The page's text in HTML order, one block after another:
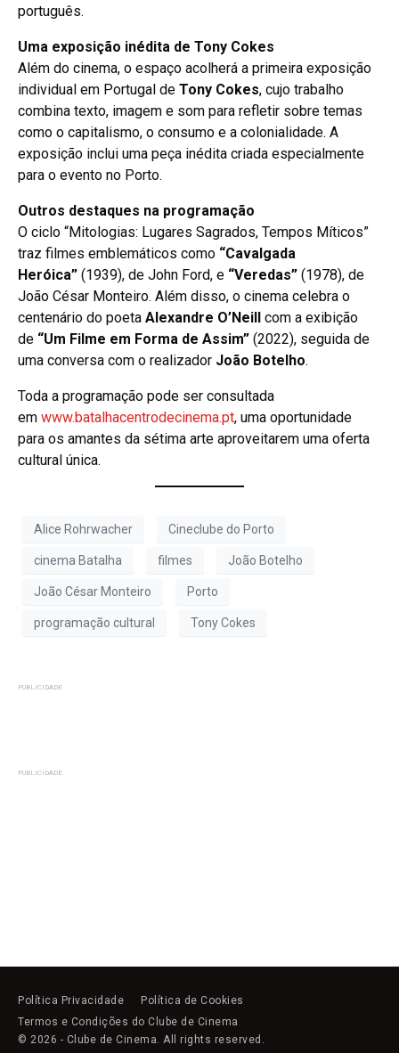
português.
Uma exposição inédita de Tony Cokes
Além do cinema, o espaço acolherá a primeira exposição
individual em Portugal de Tony Cokes, cujo trabalho
combina texto, imagem e som para refletir sobre temas
como o capitalismo, o consumo e a colonialidade. A
exposição inclui uma peça inédita criada especialmente
para o evento no Porto.
Outros destaques na programação
O ciclo “Mitologias: Lugares Sagrados, Tempos Míticos”
traz filmes emblemáticos como “Cavalgada
Heróica” (1939), de John Ford, e “Veredas” (1978), de
João César Monteiro. Além disso, o cinema celebra o
centenário do poeta Alexandre O’Neill
com a exibição
de “Um Filme em Forma de Assim” (2022), seguida de
uma conversa com o realizador João Botelho.
Toda a programação pode ser consultada
em www.batalhacentrodecinema.pt, uma oportunidade
para os amantes da sétima arte aproveitarem uma oferta
cultural única.
Alice Rohrwacher Cineclube do Porto
cinema Batalha filmes João Botelho
João César Monteiro Porto
programação cultural Tony Cokes
PUBLICIDADE
PUBLICIDADE
Política Privacidade
Política de Cookies
Termos e Condições do Clube de Cinema
© 2026 - Clube de Cinema. All rights reserved.